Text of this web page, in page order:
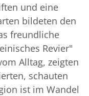
und eine
bildeten den
freundliche
Revier"
Alltag, zeigten
schauten
ist im Wandel